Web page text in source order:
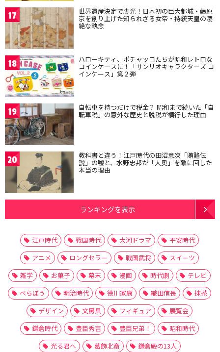
17 世界遺産決定で脚光！日本初の巨大都城・藤原
京を創り上げた知られざる女帝・持統天皇の凄
絶な執念
18 ハローキティ、ポチャッコたちが昭和レトロな
コインケースに！「サンリオキャラクターズ コ
インケース」第２弾
19 自転車を持つだけで税金？ 昭和まで続いた「自
転車税」の意外な歴史と脱税が横行した理由
20 教科書と違う！江戸時代の田沼意次「賄賂伝
説」の嘘と、水野忠邦が「大奥」を敵に回した
本当の理由
ランキングを表示
江戸時代 戦国時代 大河ドラマ
平安時代
アニメ
ロングセラー 戦国武将
スイーツ
雑学
お菓子 幕末 漫画 時代劇
テレビ
べらぼう
明治時代 徳川家康 織田信長
抹茶
デザイン
文房具 フィギュア
展覧会
鎌倉時代
豊臣秀吉 豊臣兄弟！
昭和時代
光る君へ
葛飾北斎 鎌倉殿の13人